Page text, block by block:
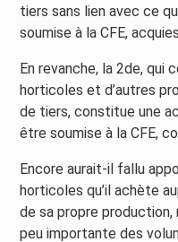
tiers sans lien avec ce
soumise à la CFE,
En revanche, la 2de, qui
horticoles et d’autres
de tiers, constitue une
être soumise à la CFE,
Encore aurait-il fallu
horticoles qu’il achète
de sa propre production,
peu importante des